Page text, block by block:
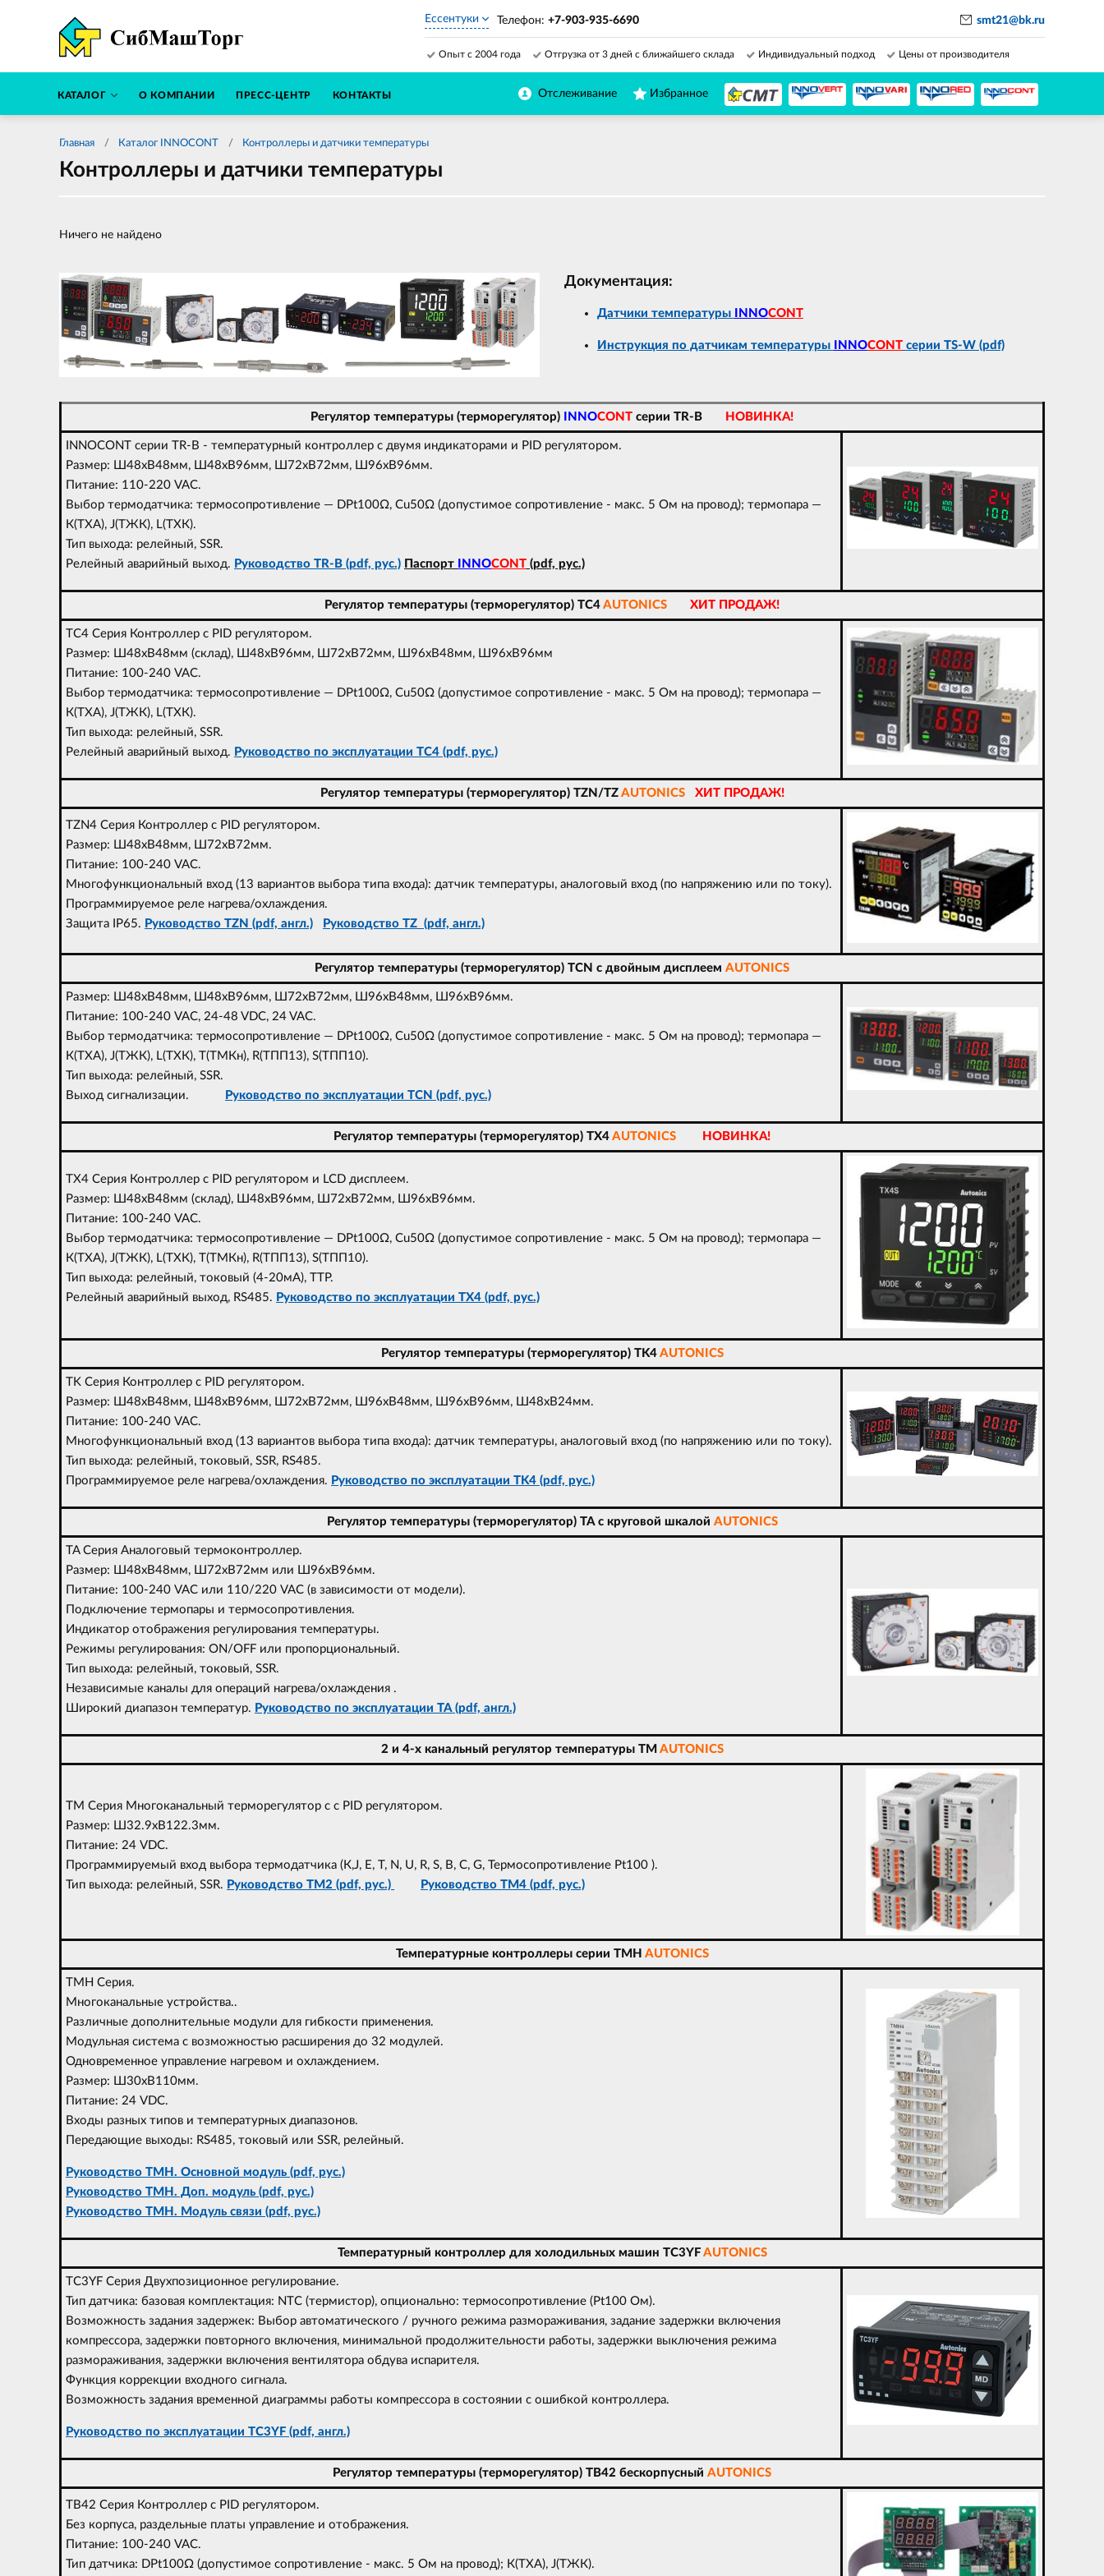
Ессентуки Телефон: +7-903-935-6690
Отслеживание Избранное
Опыт с 2004 года Отгрузка от 3 дней с ближайшего склада Индивидуальный подход Цены от производителя
КАТАЛОГ О КОМПАНИИ ПРЕСС-ЦЕНТР КОНТАКТЫ
smt21@bk.ru
Главная Каталог INNOCONT Контроллеры и датчики температуры
Контроллеры и датчики температуры
Ничего не найдено
Документация:
Датчики температуры INNOCONT
Инструкция по датчикам температуры INNOCONT серии TS-W (pdf)
Регулятор температуры (терморегулятор) INNOCONT серии TR-B НОВИНКА!
INNOCONT серии TR-B - температурный контроллер с двумя индикаторами и PID регулятором.
Размер: Ш48xВ48мм, Ш48xВ96мм, Ш72xВ72мм, Ш96xВ96мм.
Питание: 110-220 VAC.
Выбор термодатчика: термосопротивление — DPt100Ω, Cu50Ω (допустимое сопротивление - макс. 5 Ом на провод); термопара —
К(ТХА), J(ТЖК), L(ТХК).
Тип выхода: релейный, SSR.
Релейный аварийный выход. Руководство TR-B (pdf, рус.) Паспорт INNOCONT (pdf, рус.)
Регулятор температуры (терморегулятор) TC4 AUTONICS ХИТ ПРОДАЖ!
TC4 Серия Контроллер с PID регулятором.
Размер: Ш48xВ48мм (склад), Ш48xВ96мм, Ш72xВ72мм, Ш96xВ48мм, Ш96xВ96мм
Питание: 100-240 VAC.
Выбор термодатчика: термосопротивление — DPt100Ω, Cu50Ω (допустимое сопротивление - макс. 5 Ом на провод); термопара —
К(ТХА), J(ТЖК), L(ТХК).
Тип выхода: релейный, SSR.
Релейный аварийный выход. Руководство по эксплуатации TC4 (pdf, рус.)
Регулятор температуры (терморегулятор) TZN/TZ AUTONICS ХИТ ПРОДАЖ!
TZN4 Серия Контроллер с PID регулятором.
Размер: Ш48xВ48мм, Ш72xВ72мм.
Питание: 100-240 VAC.
Многофункциональный вход (13 вариантов выбора типа входа): датчик температуры, аналоговый вход (по напряжению или по току).
Программируемое реле нагрева/охлаждения.
Защита IP65. Руководство TZN (pdf, англ.) Руководство TZ (pdf, англ.)
Регулятор температуры (терморегулятор) TCN с двойным дисплеем AUTONICS
Размер: Ш48xВ48мм, Ш48xВ96мм, Ш72xВ72мм, Ш96xВ48мм, Ш96xВ96мм.
Питание: 100-240 VAC, 24-48 VDC, 24 VAC.
Выбор термодатчика: термосопротивление — DPt100Ω, Cu50Ω (допустимое сопротивление - макс. 5 Ом на провод); термопара —
К(ТХА), J(ТЖК), L(ТХК), T(ТМКн), R(ТПП13), S(ТПП10).
Тип выхода: релейный, SSR.
Выход сигнализации.
Руководство по эксплуатации TCN (pdf, рус.)
Регулятор температуры (терморегулятор) TX4 AUTONICS НОВИНКА!
TX4 Серия Контроллер с PID регулятором и LCD дисплеем.
Размер: Ш48xВ48мм (склад), Ш48xВ96мм, Ш72xВ72мм, Ш96xВ96мм.
Питание: 100-240 VAC.
Выбор термодатчика: термосопротивление — DPt100Ω, Cu50Ω (допустимое сопротивление - макс. 5 Ом на провод); термопара —
К(ТХА), J(ТЖК), L(ТХК), T(ТМКн), R(ТПП13), S(ТПП10).
Тип выхода: релейный, токовый (4-20мА), ТТР.
Релейный аварийный выход, RS485. Руководство по эксплуатации TX4 (pdf, рус.)
Регулятор температуры (терморегулятор) TK4 AUTONICS
TK Серия Контроллер с PID регулятором.
Размер: Ш48xВ48мм, Ш48xВ96мм, Ш72xВ72мм, Ш96xВ48мм, Ш96xВ96мм, Ш48xВ24мм.
Питание: 100-240 VAC.
Многофункциональный вход (13 вариантов выбора типа входа): датчик температуры, аналоговый вход (по напряжению или по току).
Тип выхода: релейный, токовый, SSR, RS485.
Программируемое реле нагрева/охлаждения. Руководство по эксплуатации TK4 (pdf, рус.)
Регулятор температуры (терморегулятор) TA с круговой шкалой AUTONICS
TA Серия Аналоговый термоконтроллер.
Размер: Ш48xВ48мм, Ш72xВ72мм или Ш96xВ96мм.
Питание: 100-240 VAC или 110/220 VAC (в зависимости от модели).
Подключение термопары и термосопротивления.
Индикатор отображения регулирования температуры.
Режимы регулирования: ON/OFF или пропорциональный.
Тип выхода: релейный, токовый, SSR.
Независимые каналы для операций нагрева/охлаждения .
Широкий диапазон температур. Руководство по эксплуатации TA (pdf, англ.)
2 и 4-х канальный регулятор температуры TM AUTONICS
TM Серия Многоканальный терморегулятор с с PID регулятором.
Размер: Ш32.9хВ122.3мм.
Питание: 24 VDC.
Программируемый вход выбора термодатчика (К,J, E, T, N, U, R, S, B, C, G, Термосопротивление Pt100 ).
Тип выхода: релейный, SSR. Руководство TM2 (pdf, рус.) Руководство TM4 (pdf, рус.)
Температурные контроллеры серии TMH AUTONICS
TMH Серия.
Многоканальные устройства..
Различные дополнительные модули для гибкости применения.
Модульная система с возможностью расширения до 32 модулей.
Одновременное управление нагревом и охлаждением.
Размер: Ш30хВ110мм.
Питание: 24 VDC.
Входы разных типов и температурных диапазонов.
Передающие выходы: RS485, токовый или SSR, релейный.
Руководство TMH. Основной модуль (pdf, рус.)
Руководство TMH. Доп. модуль (pdf, рус.)
Руководство TMH. Модуль связи (pdf, рус.)
Температурный контроллер для холодильных машин TC3YF AUTONICS
TC3YF Серия Двухпозиционное регулирование.
Тип датчика: базовая комплектация: NTC (термистор), опционально: термосопротивление (Pt100 Ом).
Возможность задания задержек: Выбор автоматического / ручного режима размораживания, задание задержки включения
компрессора, задержки повторного включения, минимальной продолжительности работы, задержки выключения режима
размораживания, задержки включения вентилятора обдува испарителя.
Функция коррекции входного сигнала.
Возможность задания временной диаграммы работы компрессора в состоянии с ошибкой контроллера.
Руководство по эксплуатации TC3YF (pdf, англ.)
Регулятор температуры (терморегулятор) TB42 бескорпусный AUTONICS
TB42 Серия Контроллер с PID регулятором.
Без корпуса, раздельные платы управление и отображения.
Питание: 100-240 VAC.
Тип датчика: DPt100Ω (допустимое сопротивление - макс. 5 Ом на провод); К(ТХА), J(ТЖК).